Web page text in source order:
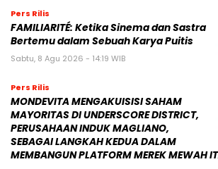
Pers Rilis
FAMILIARITÉ: Ketika Sinema dan Sastra
Bertemu dalam Sebuah Karya Puitis
Sabtu, 8 Agu 2026 - 14:19 WIB
Pers Rilis
MONDEVITA MENGAKUISISI SAHAM
MAYORITAS DI UNDERSCORE DISTRICT,
PERUSAHAAN INDUK MAGLIANO,
SEBAGAI LANGKAH KEDUA DALAM
MEMBANGUN PLATFORM MEREK MEWAH